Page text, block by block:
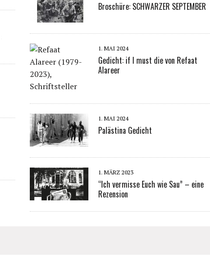
Broschüre: SCHWARZER SEPTEMBER
1. MAI 2024
Gedicht: if I must die von Refaat
Alareer
1. MAI 2024
Palästina Gedicht
1. MÄRZ 2023
“Ich vermisse Euch wie Sau” – eine
Rezension